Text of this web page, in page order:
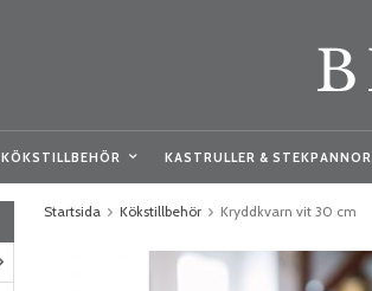
KÖKSTILLBEHÖR KASTRULLER & STEKPANNOR
Startsida Kökstillbehör Kryddkvarn vit 30 cm